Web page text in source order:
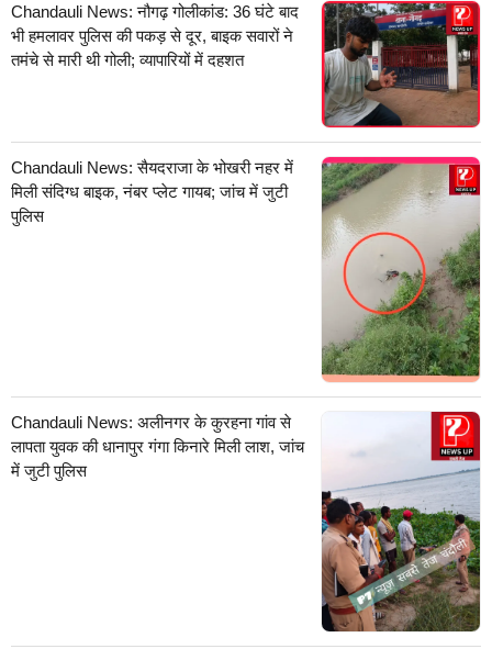
Chandauli News: नौगढ़ गोलीकांड: 36 घंटे बाद
भी हमलावर पुलिस की पकड़ से दूर, बाइक सवारों ने
तमंचे से मारी थी गोली; व्यापारियों में दहशत
Chandauli News: सैयदराजा के भोखरी नहर में
मिली संदिग्ध बाइक, नंबर प्लेट गायब; जांच में जुटी
पुलिस
Chandauli News: अलीनगर के कुरहना गांव से
लापता युवक की धानापुर गंगा किनारे मिली लाश, जांच
में जुटी पुलिस